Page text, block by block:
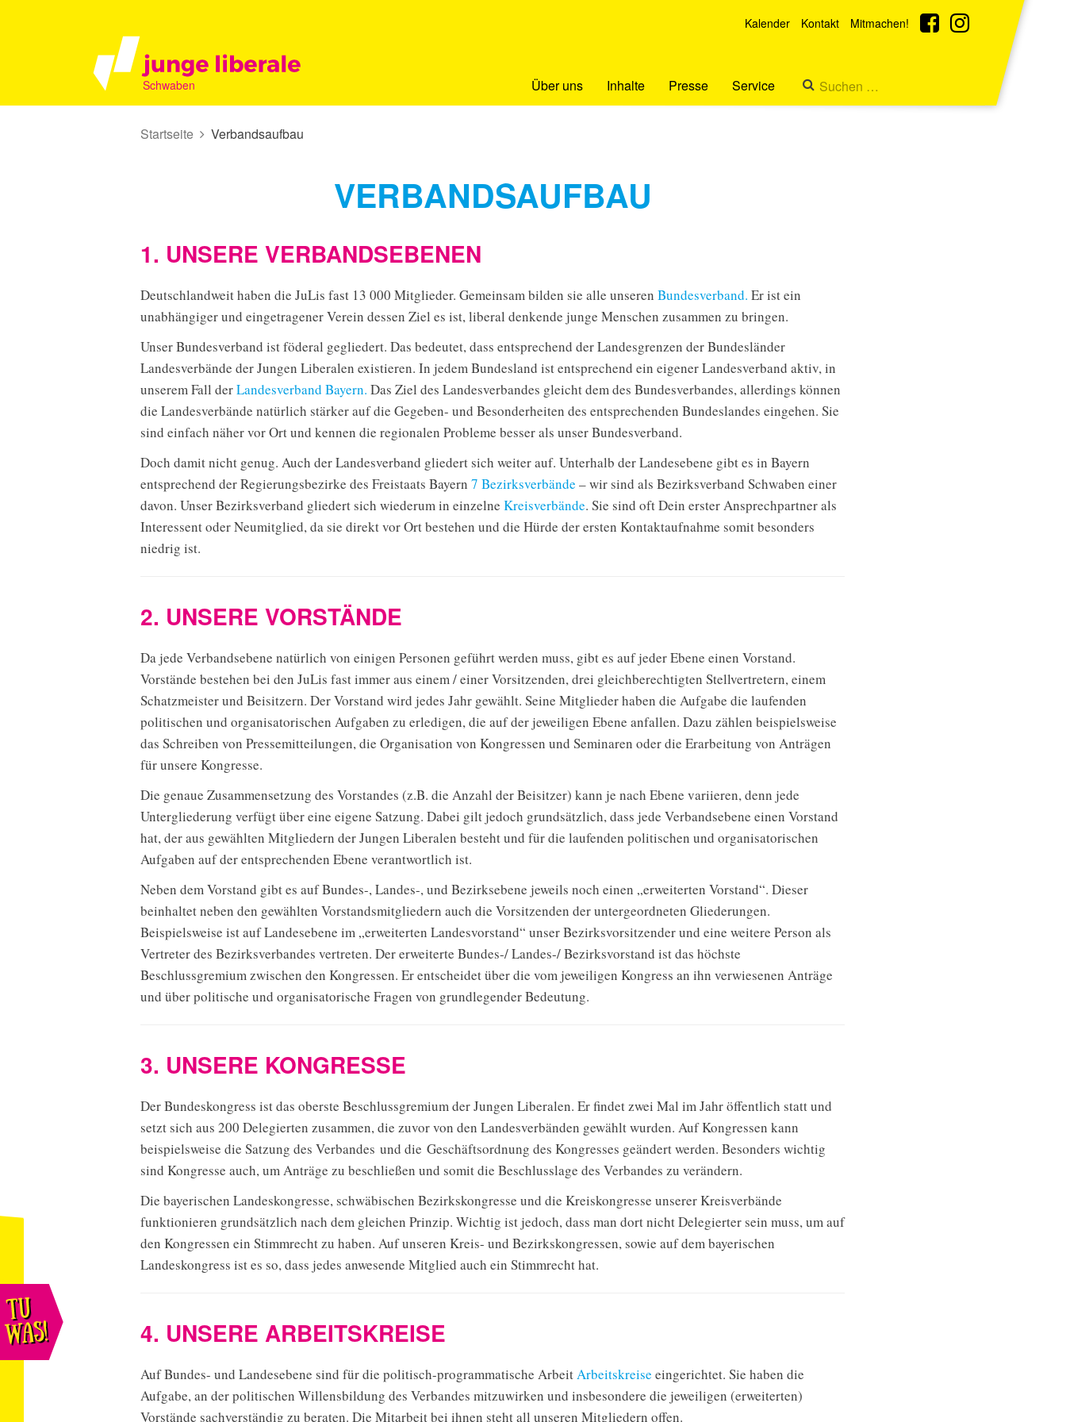
Schwaben
Kalender Kontakt Mitmachen!
Über uns Inhalte Presse Service
Startseite Verbandsaufbau
VERBANDSAUFBAU
1. UNSERE VERBANDSEBENEN
Deutschlandweit haben die JuLis fast 13 000 Mitglieder. Gemeinsam bilden sie alle unseren Bundesverband. Er ist ein
unabhängiger und eingetragener Verein dessen Ziel es ist, liberal denkende junge Menschen zusammen zu bringen.
Unser Bundesverband ist föderal gegliedert. Das bedeutet, dass entsprechend der Landesgrenzen der Bundesländer
Landesverbände der Jungen Liberalen existieren. In jedem Bundesland ist entsprechend ein eigener Landesverband aktiv, in
unserem Fall derLandesverband Bayern. Das Ziel des Landesverbandes gleicht dem des Bundesverbandes, allerdings können
die Landesverbände natürlich stärker auf die Gegeben- und Besonderheiten des entsprechenden Bundeslandes eingehen. Sie
sind einfach näher vor Ort und kennen die regionalen Probleme besser als unser Bundesverband.
Doch damit nicht genug. Auch der Landesverband gliedert sich weiter auf. Unterhalb der Landesebene gibt es in Bayern
entsprechend der Regierungsbezirke des Freistaats Bayern 7 Bezirksverbände – wir sind als Bezirksverband Schwaben einer
davon. Unser Bezirksverband gliedert sich wiederum in einzelne Kreisverbände. Sie sind oft Dein erster Ansprechpartner als
Interessent oder Neumitglied, da sie direkt vor Ort bestehen und die Hürde der ersten Kontaktaufnahme somit besonders
niedrig ist.
2. UNSERE VORSTÄNDE
Da jede Verbandsebene natürlich von einigen Personen geführt werden muss, gibt es auf jeder Ebene einen Vorstand.
Vorstände bestehen bei den JuLis fast immer aus einem / einer Vorsitzenden, drei gleichberechtigten Stellvertretern, einem
Schatzmeister und Beisitzern. Der Vorstand wird jedes Jahr gewählt. Seine Mitglieder haben die Aufgabe die laufenden
politischen und organisatorischen Aufgaben zu erledigen, die auf der jeweiligen Ebene anfallen. Dazu zählen beispielsweise
das Schreiben von Pressemitteilungen, die Organisation von Kongressen und Seminaren oder die Erarbeitung von Anträgen
für unsere Kongresse.
Die genaue Zusammensetzung des Vorstandes (z.B. die Anzahl der Beisitzer) kann je nach Ebene variieren, denn jede
Untergliederung verfügt über eine eigene Satzung. Dabei gilt jedoch grundsätzlich, dass jede Verbandsebene einen Vorstand
hat, der aus gewählten Mitgliedern der Jungen Liberalen besteht und für die laufenden politischen und organisatorischen
Aufgaben auf der entsprechenden Ebene verantwortlich ist.
Neben dem Vorstand gibt es auf Bundes-, Landes-, und Bezirksebene jeweils noch einen „erweiterten Vorstand“. Dieser
beinhaltet neben den gewählten Vorstandsmitgliedern auch die Vorsitzenden der untergeordneten Gliederungen.
Beispielsweise ist auf Landesebene im „erweiterten Landesvorstand“ unser Bezirksvorsitzender und eine weitere Person als
Vertreter des Bezirksverbandes vertreten. Der erweiterte Bundes-/ Landes-/ Bezirksvorstand ist das höchste
Beschlussgremium zwischen den Kongressen. Er entscheidet über die vom jeweiligen Kongress an ihn verwiesenen Anträge
und über politische und organisatorische Fragen von grundlegender Bedeutung.
3. UNSERE KONGRESSE
Der Bundeskongress ist das oberste Beschlussgremium der Jungen Liberalen. Er findet zwei Mal im Jahr öffentlich statt und
setzt sich aus 200 Delegierten zusammen, die zuvor von den Landesverbänden gewählt wurden. Auf Kongressen kann
beispielsweise die Satzung des Verbandes und die Geschäftsordnung des Kongresses geändert werden. Besonders wichtig
sind Kongresse auch, um Anträge zu beschließen und somit die Beschlusslage des Verbandes zu verändern.
Die bayerischen Landeskongresse, schwäbischen Bezirkskongresse und die Kreiskongresse unserer Kreisverbände
funktionieren grundsätzlich nach dem gleichen Prinzip. Wichtig ist jedoch, dass man dort nicht Delegierter sein muss, um auf
den Kongressen ein Stimmrecht zu haben. Auf unseren Kreis- und Bezirkskongressen, sowie auf dem bayerischen
Landeskongress ist es so, dass jedes anwesende Mitglied auch ein Stimmrecht hat.
4. UNSERE ARBEITSKREISE
Auf Bundes- und Landesebene sind für die politisch-programmatische ArbeitArbeitskreise eingerichtet. Sie haben die
Aufgabe, an der politischen Willensbildung des Verbandes mitzuwirken und insbesondere die jeweiligen (erweiterten)
Vorstände sachverständig zu beraten. Die Mitarbeit bei ihnen steht all unseren Mitgliedern offen.